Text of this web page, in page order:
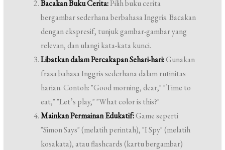
Bacakan Buku Cerita:Pilih buku cerita
bergambar sederhana berbahasa Inggris. Bacakan
dengan ekspresif, tunjuk gambar-gambar yang
relevan, dan ulangi kata-kata kunci.
Libatkan dalam Percakapan Sehari-hari:Gunakan
frasa bahasa Inggris sederhana dalam rutinitas
harian. Contoh: "Good morning, dear," "Time to
eat," "Let’s play," "What color is this?"
Mainkan Permainan Edukatif:Game seperti
"Simon Says" (melatih perintah), "I Spy" (melatih
kosakata), atau flashcards (kartu bergambar)